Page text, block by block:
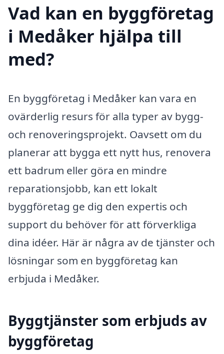
Vad kan en byggföretag
i Medåker hjälpa till
med?
En byggföretag i Medåker kan vara en
ovärderlig resurs för alla typer av bygg-
och renoveringsprojekt. Oavsett om du
planerar att bygga ett nytt hus, renovera
ett badrum eller göra en mindre
reparationsjobb, kan ett lokalt
byggföretag ge dig den expertis och
support du behöver för att förverkliga
dina idéer. Här är några av de tjänster och
lösningar som en byggföretag kan
erbjuda i Medåker.
Byggtjänster som erbjuds av
byggföretag